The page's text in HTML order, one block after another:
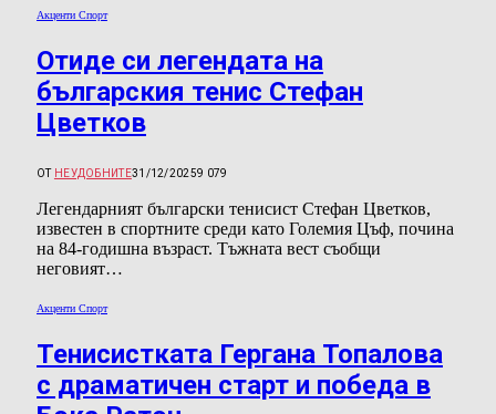
Акценти Спорт
Отиде си легендата на
българския тенис Стефан
Цветков
ОТ НЕУДОБНИТЕ31/12/20259 079
Легендарният български тенисист Стефан Цветков,
известен в спортните среди като Големия Цъф, почина
на 84-годишна възраст. Тъжната вест съобщи
неговият…
Акценти Спорт
Тенисистката Гергана Топалова
с драматичен старт и победа в